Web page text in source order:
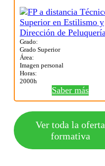
Grado:
Grado Superior
Área:
Imagen personal
Horas:
2000h
Saber más
Ver toda la oferta
formativa